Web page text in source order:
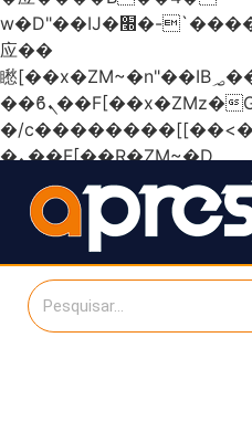
w�D"��IJ�׭�-`������S��9�Dr�ji��EJ߅��gJ�
应��
矁[��x�ZM~�n"��IB؃��!'����Тѕ��+��(m��IK�ʭ�/|
��ϐܢ��F[��x�ZMz�G�� %嬩
�/
�ܢ��F[��R�ZM~�D